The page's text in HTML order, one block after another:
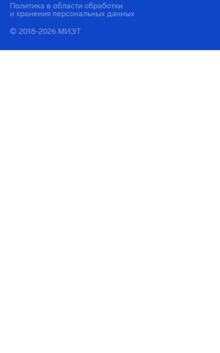
© 2018-2026 МИЭТ
Политика в области обработки
и хранения персональных данных